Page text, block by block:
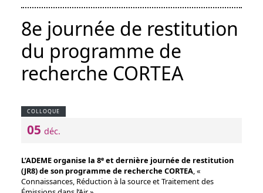
8e journée de restitution
du programme de
recherche CORTEA
COLLOQUE
05 déc.
L’ADEME organise la 8e et dernière journée de restitution
(JR8) de son programme de recherche CORTEA, «
Connaissances, Réduction à la source et Traitement des